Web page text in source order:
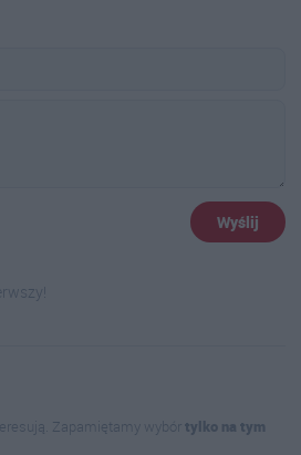
Wyślij
Zapamiętamy wybórtylko na tym